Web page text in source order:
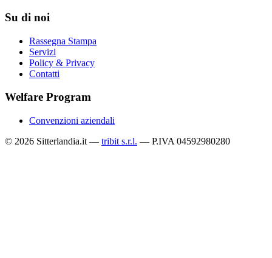
Su di noi
Rassegna Stampa
Servizi
Policy & Privacy
Contatti
Welfare Program
Convenzioni aziendali
© 2026 Sitterlandia.it — tribit s.r.l. — P.IVA 04592980280